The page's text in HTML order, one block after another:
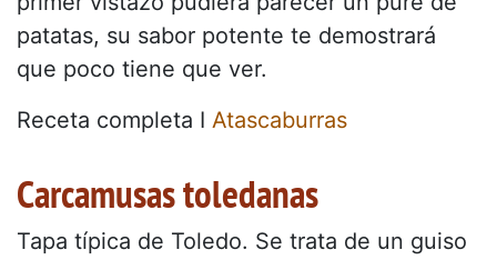
patatas, su sabor potente te demostrará
que poco tiene que ver.
Receta completa I Atascaburras
Carcamusas toledanas
Tapa típica de Toledo. Se trata de un guiso